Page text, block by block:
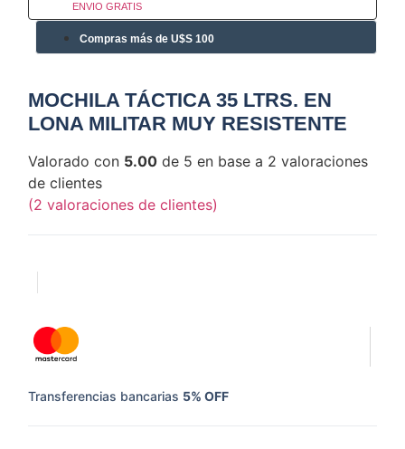
ENVIO GRATIS
Compras más de U$S 100
MOCHILA TÁCTICA 35 LTRS. EN
LONA MILITAR MUY RESISTENTE
Valorado con 5.00 de 5 en base a 2 valoraciones
de clientes
(2 valoraciones de clientes)
Transferencias bancarias 5% OFF